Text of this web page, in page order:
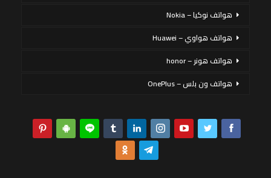
هواتف نوكيا – Nokia
هواتف هواوي – Huawei
هواتف هونر – honor
هواتف ون بلس – OnePlus